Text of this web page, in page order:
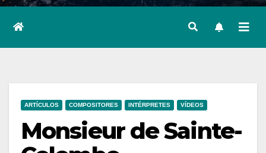
ARTÍCULOS COMPOSITORES INTÉRPRETES VÍDEOS
Monsieur de Sainte-